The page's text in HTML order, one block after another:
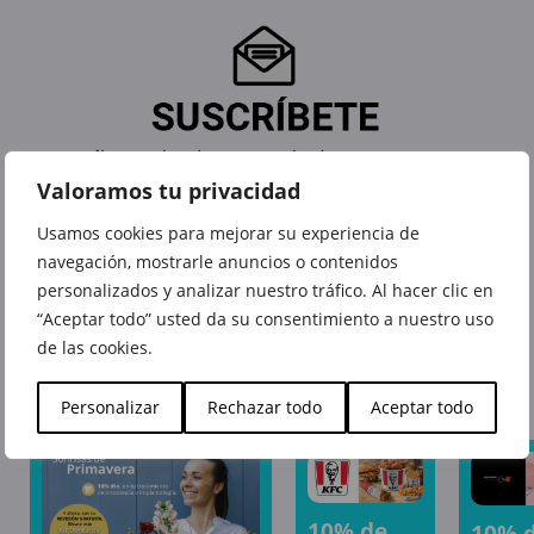
Valoramos tu privacidad
Usamos cookies para mejorar su experiencia de
navegación, mostrarle anuncios o contenidos
personalizados y analizar nuestro tráfico. Al hacer clic en
“Aceptar todo” usted da su consentimiento a nuestro uso
de las cookies.
Personalizar Rechazar todo Aceptar todo
También te puede interesar